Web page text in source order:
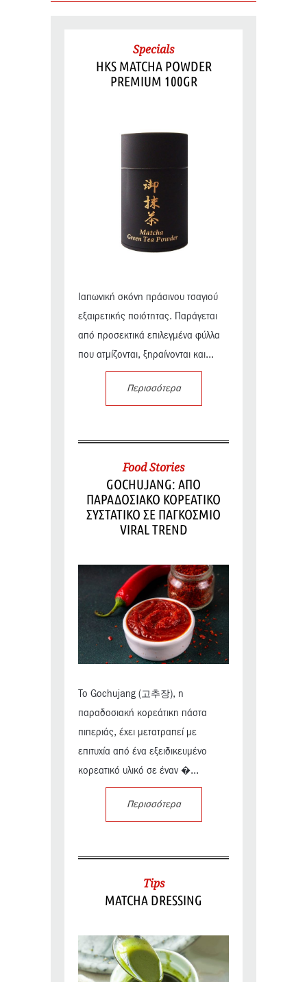
Specials
HKS MATCHA POWDER
PREMIUM 100GR
Ιαπωνική σκόνη πράσινου τσαγιού
εξαιρετικής ποιότητας. Παράγεται
από προσεκτικά επιλεγμένα φύλλα
που ατμίζονται, ξηραίνονται και...
Περισσότερα
Food Stories
GOCHUJANG: ΑΠΟ
ΠΑΡΑΔΟΣΙΑΚΟ ΚΟΡΕΑΤΙΚΟ
ΣΥΣΤΑΤΙΚΟ ΣΕ ΠΑΓΚΟΣΜΙΟ
VIRAL TREND
Το Gochujang (고추장), η
παραδοσιακή κορεάτικη πάστα
πιπεριάς, έχει μετατραπεί με
επιτυχία από ένα εξειδικευμένο
κορεατικό υλικό σε έναν �...
Περισσότερα
Tips
MATCHA DRESSING